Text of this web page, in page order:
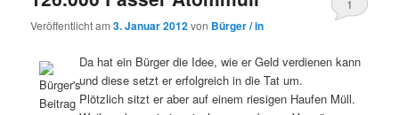
Veröffentlicht am3. Januar 2012von Bürger / in
1
Da hat ein Bürger die Idee, wie er Geld verdienen kann
und diese setzt er erfolgreich in die Tat um.
Plötzlich sitzt er aber auf einem riesigen Haufen Müll.